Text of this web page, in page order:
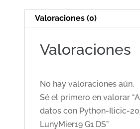
Valoraciones (0)
Valoraciones
No hay valoraciones aún.
Sé el primero en valorar
datos con Python-Ilicic-
LunyMier19 G1 DS”